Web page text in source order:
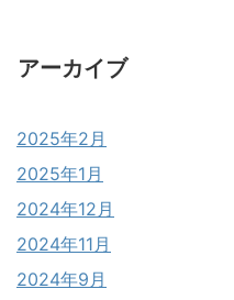
アーカイブ
2025年2月
2025年1月
2024年12月
2024年11月
2024年9月